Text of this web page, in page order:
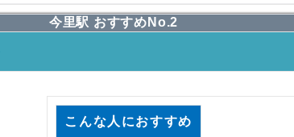
今里駅 おすすめNo.2
こんな人におすすめ